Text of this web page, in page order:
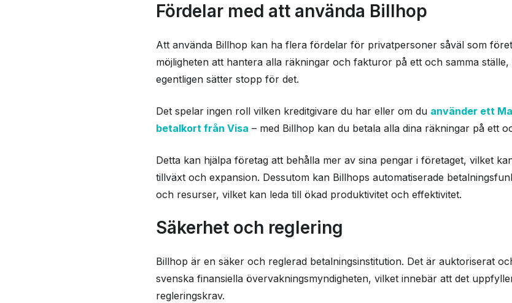
Fördelar med att använda Billhop
Att använda Billhop kan ha flera fördelar för privatpersoner såväl som
möjligheten att hantera alla räkningar och fakturor på ett och samma
egentligen sätter stopp för det.
Det spelar ingen roll vilken kreditgivare du har eller om du använder ett
betalkort från Visa – med Billhop kan du betala alla dina räkningar på ett
Detta kan hjälpa företag att behålla mer av sina pengar i företaget, vilket
tillväxt och expansion. Dessutom kan Billhops automatiserade
och resurser, vilket kan leda till ökad produktivitet och effektivitet.
Säkerhet och reglering
Billhop är en säker och reglerad betalningsinstitution. Det är auktoriserat
svenska finansiella övervakningsmyndigheten, vilket innebär att det
regleringskrav.